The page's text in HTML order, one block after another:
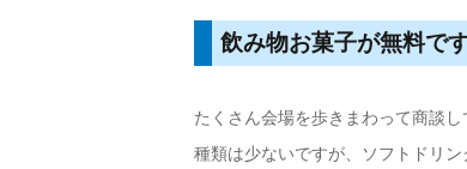
飲み物お菓子が無料で
たくさん会場を歩きまわって商談
種類は少ないですが、ソフトドリン